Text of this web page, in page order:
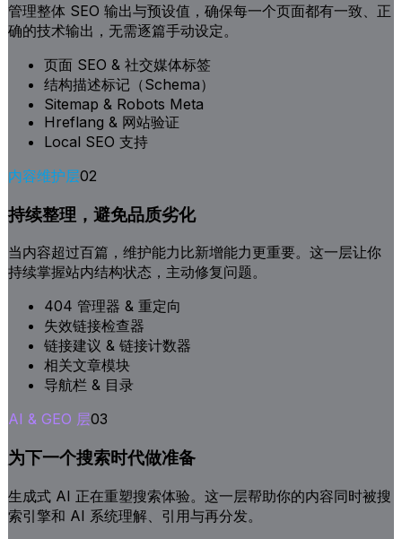
管理整体 SEO 输出与预设值，确保每一个页面都有一致、正
确的技术输出，无需逐篇手动设定。
页面 SEO & 社交媒体标签
结构描述标记（Schema）
Sitemap & Robots Meta
Hreflang & 网站验证
Local SEO 支持
内容维护层02
持续整理，避免品质劣化
当内容超过百篇，维护能力比新增能力更重要。这一层让你
持续掌握站内结构状态，主动修复问题。
404 管理器 & 重定向
失效链接检查器
链接建议 & 链接计数器
相关文章模块
导航栏 & 目录
AI & GEO 层03
为下一个搜索时代做准备
生成式 AI 正在重塑搜索体验。这一层帮助你的内容同时被搜
索引擎和 AI 系统理解、引用与再分发。